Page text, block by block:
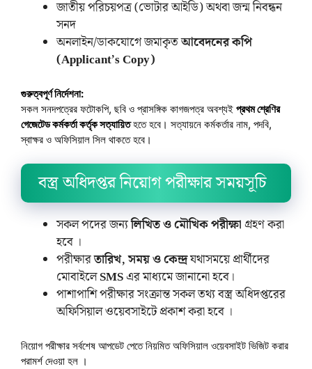
জাতীয় পরিচয়পত্র (ভোটার আইডি) অথবা জন্ম নিবন্ধন
সনদ
অনলাইন/ডাকযোগে জমাকৃতআবেদনের কপি
(Applicant’s Copy)
গুরুত্বপূর্ণ নির্দেশনা:
সকল সনদপত্রের ফটোকপি, ছবি ও প্রাসঙ্গিক কাগজপত্র অবশ্যই প্রথম শ্রেণির
গেজেটেড কর্মকর্তা কর্তৃক সত্যায়িতহতে হবে। সত্যায়নে কর্মকর্তার নাম, পদবি,
স্বাক্ষর ও অফিসিয়াল সিল থাকতে হবে।
বস্ত্র অধিদপ্তর নিয়োগ পরীক্ষার সময়সূচি
সকল পদের জন্যলিখিত ও মৌখিক পরীক্ষাগ্রহণ করা
হবে ।
পরীক্ষারতারিখ, সময় ও কেন্দ্রযথাসময়ে প্রার্থীদের
মোবাইলেSMSএর মাধ্যমে জানানো হবে।
পাশাপাশি পরীক্ষার সংক্রান্ত সকল তথ্য বস্ত্র অধিদপ্তরের
অফিসিয়াল ওয়েবসাইটে প্রকাশ করা হবে ।
নিয়োগ পরীক্ষার সর্বশেষ আপডেট পেতে নিয়মিত অফিসিয়াল ওয়েবসাইট ভিজিট করার
পরামর্শ দেওয়া হল ।